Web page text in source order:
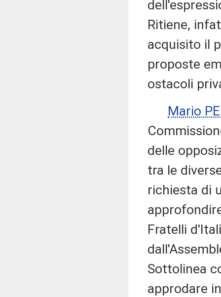
Ritiene,
acquisito il
proposte
ostacoli
Mario
delle
tra le
richiesta di
Fratelli
Sottolinea
approdare